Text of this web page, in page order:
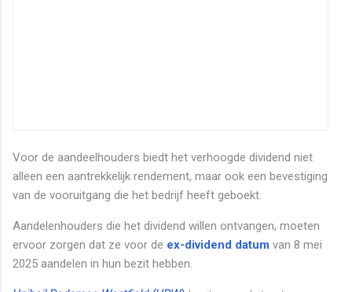
Voor de aandeelhouders biedt het verhoogde dividend niet
alleen een aantrekkelijk rendement, maar ook een bevestiging
van de vooruitgang die het bedrijf heeft geboekt.
Aandelenhouders die het dividend willen ontvangen, moeten
ervoor zorgen dat ze voor de ex-dividend datum van 8 mei
2025 aandelen in hun bezit hebben.